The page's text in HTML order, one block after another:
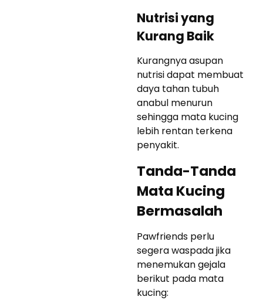
Nutrisi yang
Kurang Baik
Kurangnya asupan
nutrisi dapat membuat
daya tahan tubuh
anabul menurun
sehingga mata kucing
lebih rentan terkena
penyakit.
Tanda-Tanda
Mata Kucing
Bermasalah
Pawfriends perlu
segera waspada jika
menemukan gejala
berikut pada mata
kucing: